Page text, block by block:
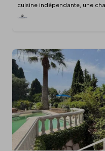
cuisine indépendante, une